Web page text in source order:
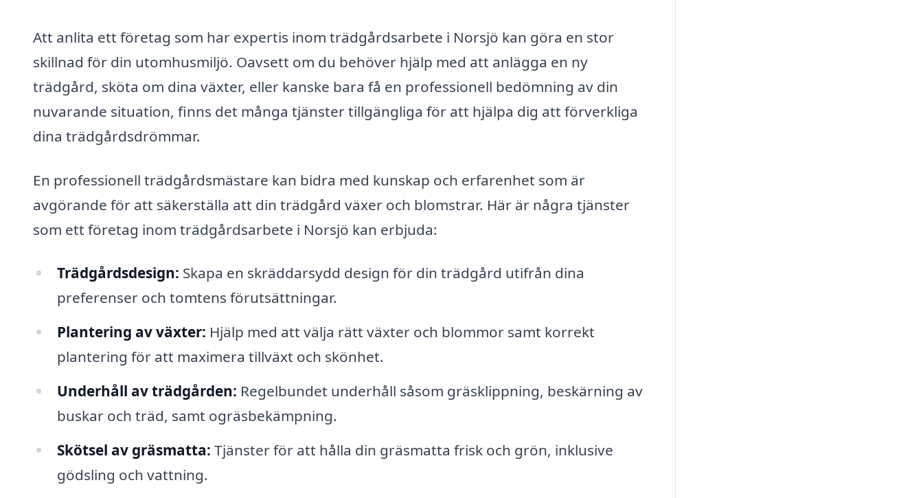
Att anlita ett företag som har expertis inom trädgårdsarbete i Norsjö kan göra en stor
skillnad för din utomhusmiljö. Oavsett om du behöver hjälp med att anlägga en ny
trädgård, sköta om dina växter, eller kanske bara få en professionell bedömning av din
nuvarande situation, finns det många tjänster tillgängliga för att hjälpa dig att förverkliga
dina trädgårdsdrömmar.
En professionell trädgårdsmästare kan bidra med kunskap och erfarenhet som är
avgörande för att säkerställa att din trädgård växer och blomstrar. Här är några tjänster
som ett företag inom trädgårdsarbete i Norsjö kan erbjuda:
Trädgårdsdesign: Skapa en skräddarsydd design för din trädgård utifrån dina
preferenser och tomtens förutsättningar.
Plantering av växter: Hjälp med att välja rätt växter och blommor samt korrekt
plantering för att maximera tillväxt och skönhet.
Underhåll av trädgården: Regelbundet underhåll såsom gräsklippning, beskärning av
buskar och träd, samt ogräsbekämpning.
Skötsel av gräsmatta: Tjänster för att hålla din gräsmatta frisk och grön, inklusive
gödsling och vattning.